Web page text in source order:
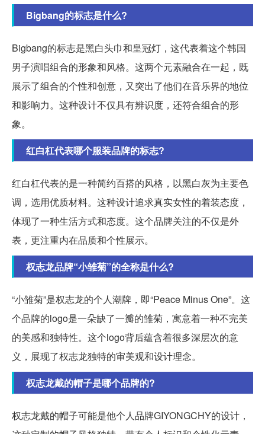
Bigbang的标志是什么?
Bigbang的标志是黑白头巾和皇冠灯，这代表着这个韩国
男子演唱组合的形象和风格。这两个元素融合在一起，既
展示了组合的个性和创意，又突出了他们在音乐界的地位
和影响力。这种设计不仅具有辨识度，还符合组合的形
象。
红白杠代表哪个服装品牌的标志?
红白杠代表的是一种简约百搭的风格，以黑白灰为主要色
调，选用优质材料。这种设计追求真实女性的着装态度，
体现了一种生活方式和态度。这个品牌关注的不仅是外
表，更注重内在品质和个性展示。
权志龙品牌“小雏菊”的全称是什么?
“小雏菊”是权志龙的个人潮牌，即“Peace Minus One”。这
个品牌的logo是一朵缺了一瓣的雏菊，寓意着一种不完美
的美感和独特性。这个logo背后蕴含着很多深层次的意
义，展现了权志龙独特的审美观和设计理念。
权志龙戴的帽子是哪个品牌的?
权志龙戴的帽子可能是他个人品牌GIYONGCHY的设计，